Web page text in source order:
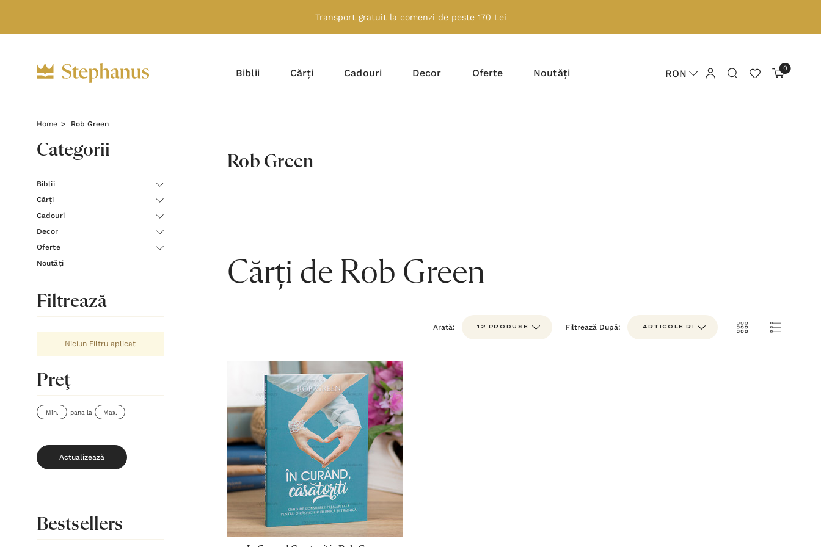
Transport gratuit la comenzi de peste 170 Lei
Biblii Cărți Cadouri Decor Oferte Noutăți RON 0
Home Rob Green
Categorii
Biblii
Cărți
Cadouri
Decor
Oferte
Noutăți
Filtrează
Niciun Filtru aplicat
Preţ
pana la
Actualizează
Bestsellers
Rob Green
Cărți de Rob Green
Arată: Filtrează După: